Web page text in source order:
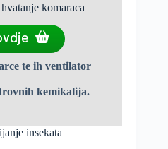
komaraca
te ih ventilator
kemikalija.
insekata